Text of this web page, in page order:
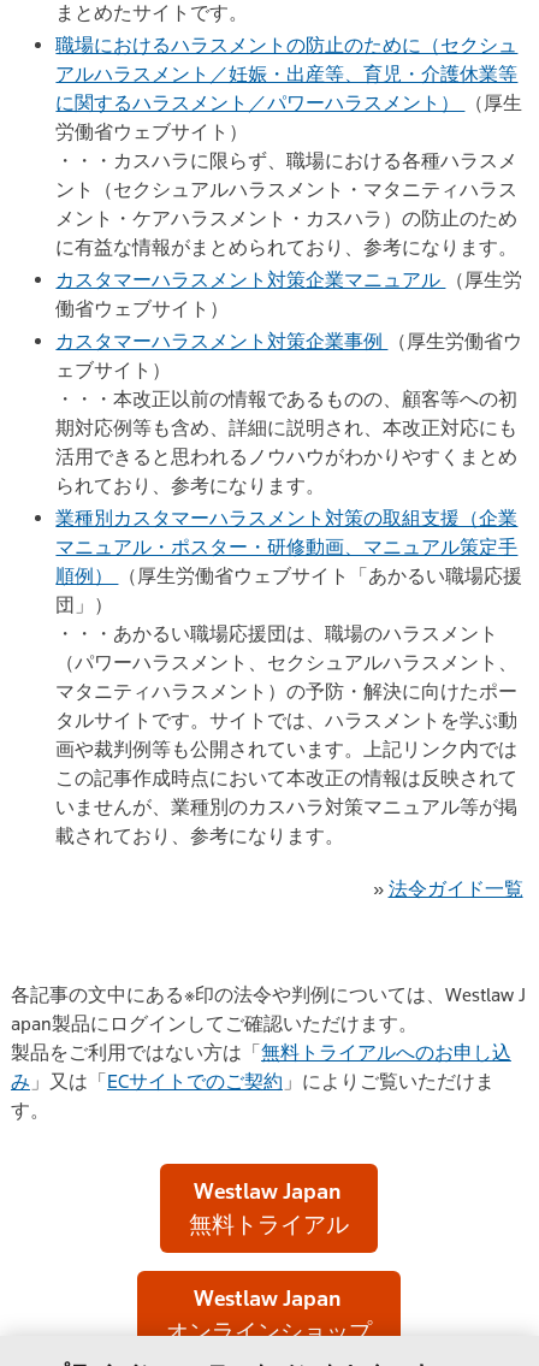
まとめたサイトです。
職場におけるハラスメントの防止のために（セクシュ
アルハラスメント／妊娠・出産等、育児・介護休業等
に関するハラスメント／パワーハラスメント）
（厚生
労働省ウェブサイト）
・・・カスハラに限らず、職場における各種ハラスメ
ント（セクシュアルハラスメント・マタニティハラス
メント・ケアハラスメント・カスハラ）の防止のため
に有益な情報がまとめられており、参考になります。
カスタマーハラスメント対策企業マニュアル
（厚生労
働省ウェブサイト）
カスタマーハラスメント対策企業事例
（厚生労働省ウ
ェブサイト）
・・・本改正以前の情報であるものの、顧客等への初
期対応例等も含め、詳細に説明され、本改正対応にも
活用できると思われるノウハウがわかりやすくまとめ
られており、参考になります。
業種別カスタマーハラスメント対策の取組支援（企業
マニュアル・ポスター・研修動画、マニュアル策定手
順例）
（厚生労働省ウェブサイト「あかるい職場応援
団」）
・・・あかるい職場応援団は、職場のハラスメント
（パワーハラスメント、セクシュアルハラスメント、
マタニティハラスメント）の予防・解決に向けたポー
タルサイトです。サイトでは、ハラスメントを学ぶ動
画や裁判例等も公開されています。上記リンク内では
この記事作成時点において本改正の情報は反映されて
いませんが、業種別のカスハラ対策マニュアル等が掲
載されており、参考になります。
» 法令ガイド一覧
各記事の文中にある※印の法令や判例については、Westlaw J
apan製品にログインしてご確認いただけます。
製品をご利用ではない方は「 無料トライアルへのお申し込
み 」又は「 ECサイトでのご契約 」によりご覧いただけま
す。
Westlaw Japan
無料トライアル
Westlaw Japan
オンラインショップ